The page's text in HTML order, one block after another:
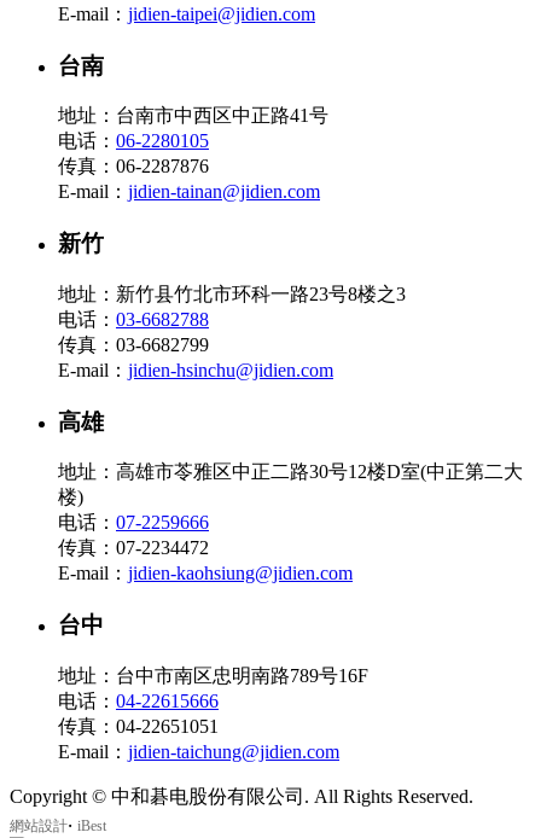
E-mail： jidien-taipei@jidien.com
台南
地址：台南市中西区中正路41号
电话： 06-2280105
传真：06-2287876
E-mail： jidien-tainan@jidien.com
新竹
地址：新竹县竹北市环科一路23号8楼之3
电话： 03-6682788
传真：03-6682799
E-mail： jidien-hsinchu@jidien.com
高雄
地址：高雄市苓雅区中正二路30号12楼D室(中正第二大
楼)
电话： 07-2259666
传真：07-2234472
E-mail： jidien-kaohsiung@jidien.com
台中
地址：台中市南区忠明南路789号16F
电话： 04-22615666
传真：04-22651051
E-mail： jidien-taichung@jidien.com
Copyright © 中和碁电股份有限公司. All Rights Reserved.
網站設計‧ iBest